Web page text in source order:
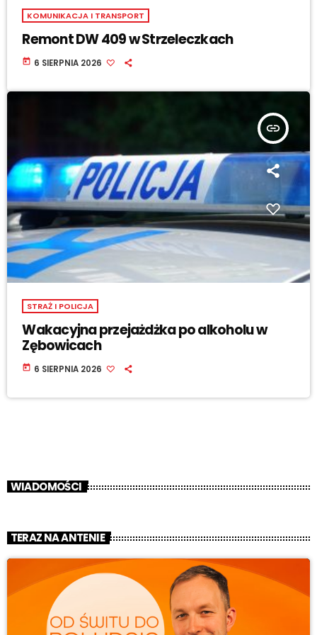
KOMUNIKACJA I TRANSPORT
Remont DW 409 w Strzeleczkach
today 6 SIERPNIA 2026
insert_link
STRAŻ I POLICJA
Wakacyjna przejażdżka po alkoholu w
Zębowicach
today 6 SIERPNIA 2026
WIADOMOŚCI
TERAZ NA ANTENIE